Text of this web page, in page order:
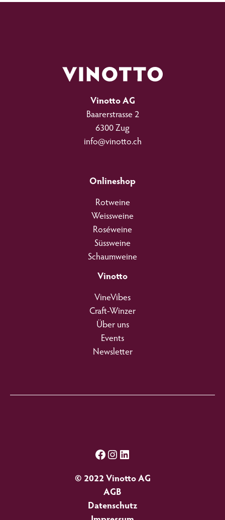
Vinotto AG
Baarerstrasse 2
6300 Zug
info@vinotto.ch
Onlineshop
Rotweine
Weissweine
Roséweine
Süssweine
Schaumweine
Vinotto
VineVibes
Craft-Winzer
Über uns
Events
Newsletter
© 2022 Vinotto AG
AGB
Datenschutz
Facebook
Instagram
LinkedIn